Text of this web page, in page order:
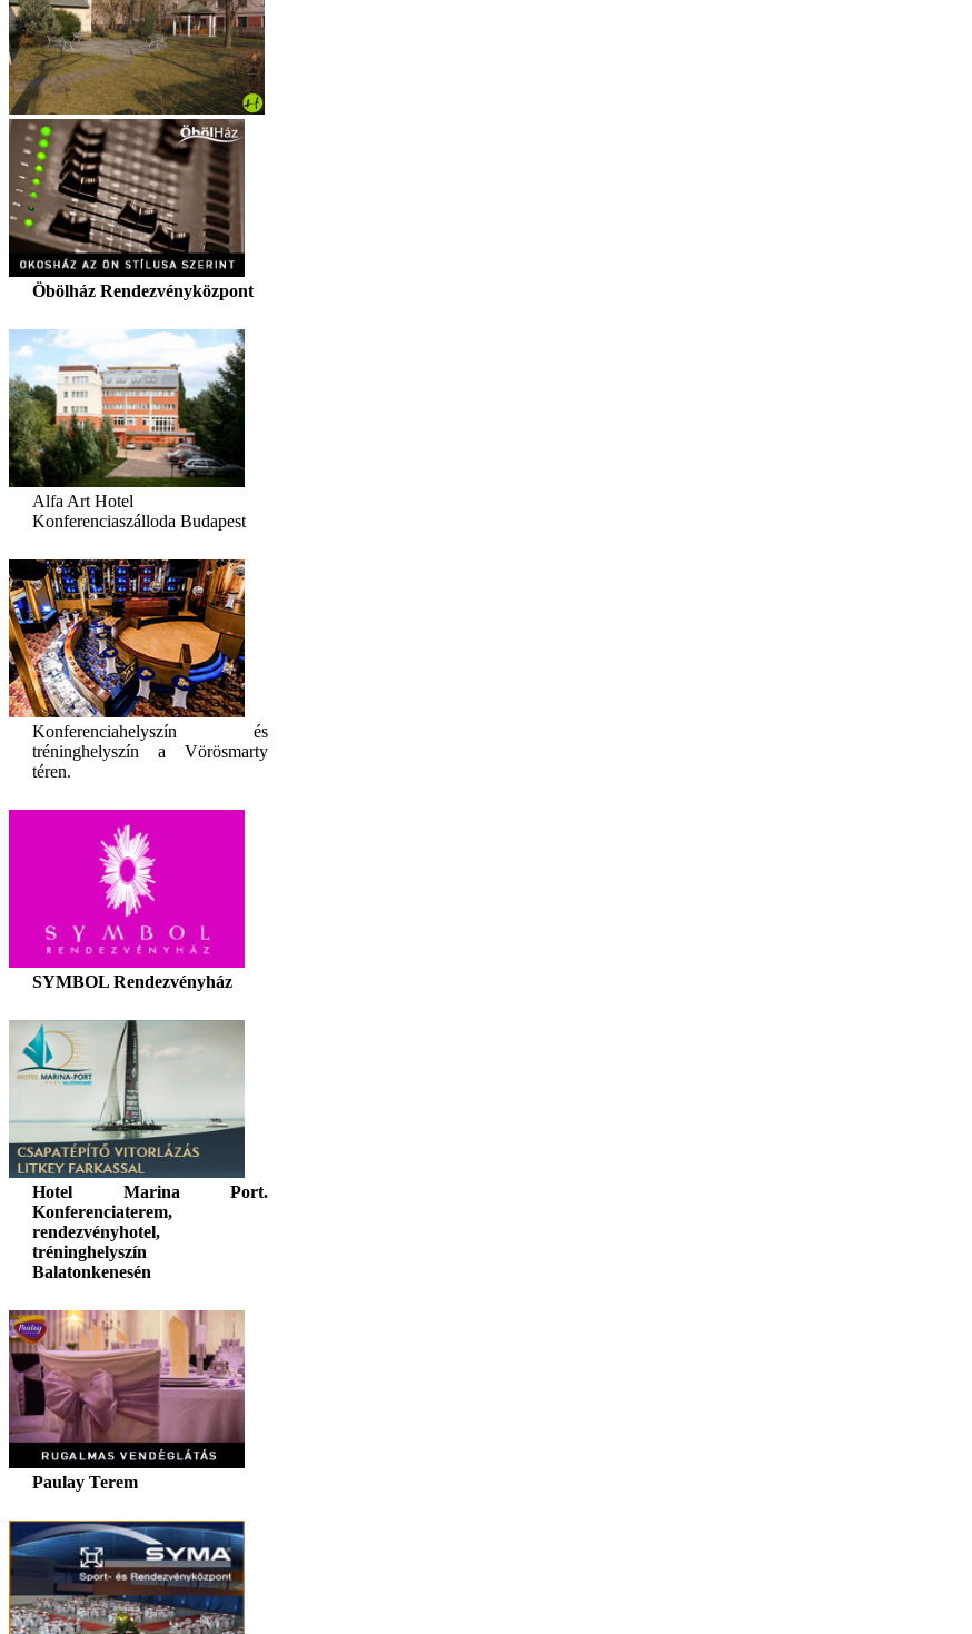
Öbölház Rendezvényközpont
Alfa Art Hotel
Konferenciaszálloda Budapest
Konferenciahelyszín és
tréninghelyszín a Vörösmarty
téren.
SYMBOL Rendezvényház
Hotel Marina Port.
Konferenciaterem,
rendezvényhotel,
tréninghelyszín
Balatonkenesén
Paulay Terem